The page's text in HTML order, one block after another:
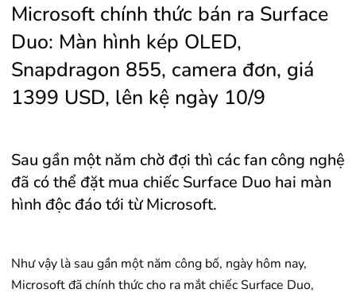
Microsoft chính thức bán ra Surface
Duo: Màn hình kép OLED,
Snapdragon 855, camera đơn, giá
1399 USD, lên kệ ngày 10/9
Sau gần một năm chờ đợi thì các fan công nghệ
đã có thể đặt mua chiếc Surface Duo hai màn
hình độc đáo tới từ Microsoft.
Như vậy là sau gần một năm công bố, ngày hôm nay,
Microsoft đã chính thức cho ra mắt chiếc Surface Duo,